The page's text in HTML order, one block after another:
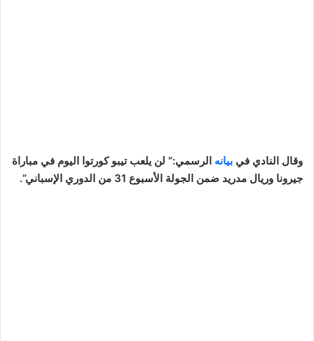
وقال النادي في بيانه الرسمي:” لن يلعب تيبو كورتوا اليوم في مباراة
جيرونا وريال مدريد ضمن الجولة الأسبوع 31 من الدوري الإسباني”.